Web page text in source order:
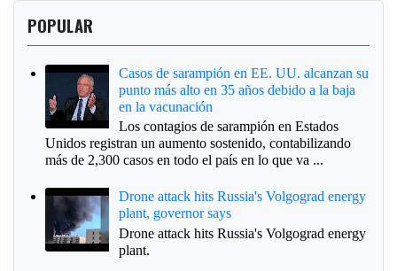
POPULAR
Casos de sarampión en EE. UU. alcanzan su
punto más alto en 35 años debido a la baja
en la vacunación
Los contagios de sarampión en Estados
Unidos registran un aumento sostenido, contabilizando
más de 2,300 casos en todo el país en lo que va ...
Drone attack hits Russia's Volgograd energy
plant, governor says
Drone attack hits Russia's Volgograd energy
plant.